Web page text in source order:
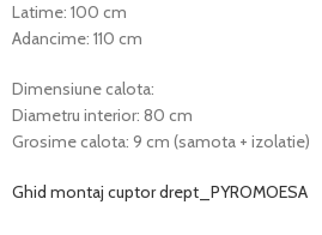
Latime: 100 cm
Adancime: 110 cm
Dimensiune calota:
Diametru interior: 80 cm
Grosime calota: 9 cm (samota + izolatie)
Ghid montaj cuptor drept_PYROMOESA